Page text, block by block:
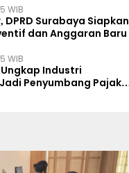
WIB
DPRD Surabaya Siapkan
dan Anggaran Baru
WIB
Industri
Penyumbang Pajak